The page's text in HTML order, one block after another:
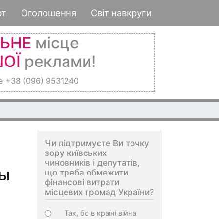
Оголошення Світ навкруги
місце
реклами!
+38 (096) 9531240
Чи підтримуєте Ви точку
зору київських
чиновників і депутатів,
що треба обмежити
фінансові витрати
місцевих громад України?
Choices
Так, бо в країні війна